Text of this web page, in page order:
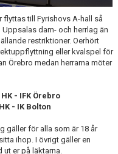
till Fyrishovs A-hall så
dam- och herrlag än
restriktioner. Oerhört
eller kvalspel för
Örebro medan herrarna möter
- IFK Örebro
- IK Bolton
gäller för alla som är 18 år
ihop. I övrigt gäller en
er på läktarna.